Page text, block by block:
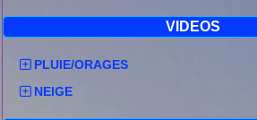
VIDEOS
PLUIE/ORAGES
NEIGE